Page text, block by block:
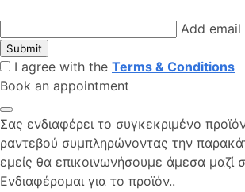
Add email
Submit
I agree with the Terms & Conditions
Book an appointment
Σας ενδιαφέρει το συγκεκριμένο
ραντεβού συμπληρώνοντας την
εμείς θα επικοινωνήσουμε άμεσα μαζί
Ενδιαφέρομαι για το προϊόν..